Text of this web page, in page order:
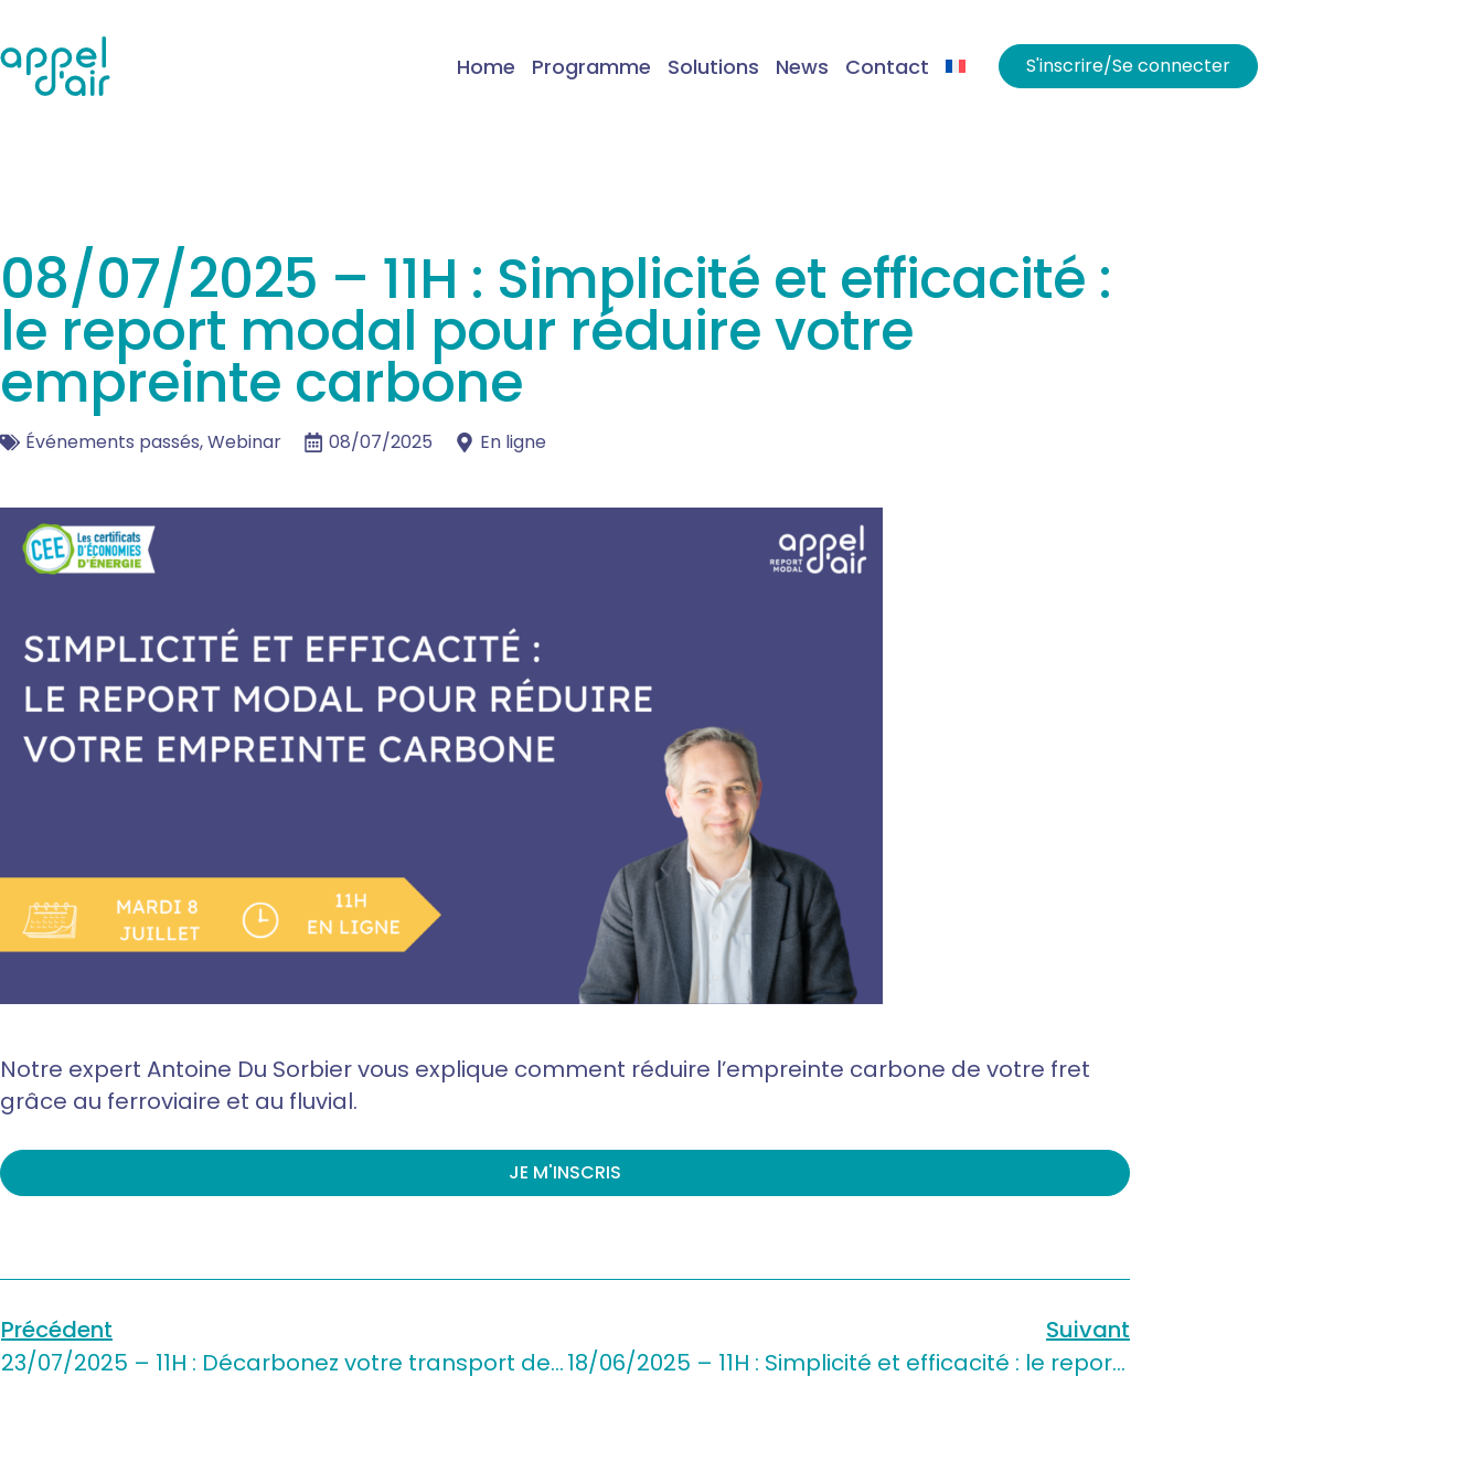
Home Programme Solutions News Contact S'inscrire/Se connecter
08/07/2025 – 11H : Simplicité et efficacité :
le report modal pour réduire votre
empreinte carbone
Événements passés,Webinar 08/07/2025 En ligne
Notre expert Antoine Du Sorbier vous explique comment réduire l’empreinte carbone de votre fret
grâce au ferroviaire et au fluvial.
JE M'INSCRIS
Suivant
18/06/2025 – 11H : Simplicité et efficacité : le report modal pour réduire votre empreinte carbone
Précédent
23/07/2025 – 11H : Décarbonez votre transport de marchandise grâce au report modal